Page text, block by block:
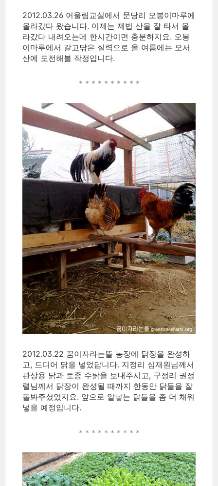
2012.03.26 어울림교실에서 문당리 오봉이마루에
올라갔다 왔습니다. 이제는 제법 산을 잘 타서 올
라갔다 내려오는데 한시간이면 충분하지요. 오봉
이마루에서 갈고닦은 실력으로 올 여름에는 오서
산에 도전해볼 작정입니다.
* * * * * * * * * *
2012.03.22 꿈이자라는뜰 농장에 닭장을 완성하
고, 드디어 닭을 넣었답니다. 지정리 심재원님께서
관상용 닭과 토종 수탉을 보내주시고, 구정리 권정
렬님께서 닭장이 완성될 때까지 한동안 닭들을 잘
돌봐주셨었지요. 앞으로 알낳는 닭들을 좀 더 채워
넣을 예정입니다.
* * * * * * * * * *